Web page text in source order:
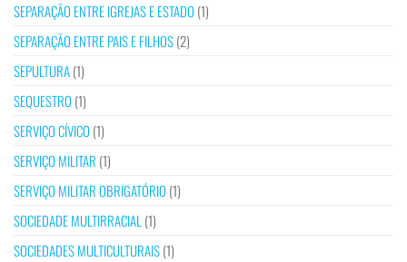
SEPARAÇÃO ENTRE IGREJAS E ESTADO (1)
SEPARAÇÃO ENTRE PAIS E FILHOS(2)
SEPULTURA(1)
SEQUESTRO (1)
SERVIÇO CÍVICO (1)
SERVIÇO MILITAR (1)
SERVIÇO MILITAR OBRIGATÓRIO (1)
SOCIEDADE MULTIRRACIAL (1)
SOCIEDADES MULTICULTURAIS(1)